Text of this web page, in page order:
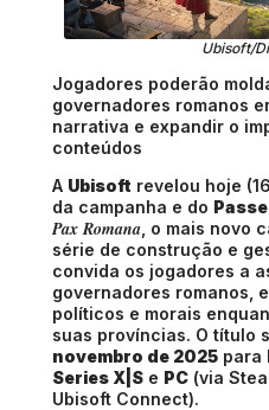
Ubisoft/
Jogadores poderão
governadores romanos
narrativa e expandir o
conteúdos
A Ubisoft revelou hoje
da campanha e do
Pax Romana , o mais novo
série de construção e
convida os jogadores a
governadores romanos,
políticos e morais
suas províncias. O título
novembro de 2025 para
Series X|S e PC (via
Ubisoft Connect).